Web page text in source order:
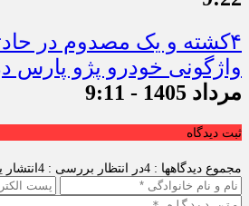
۴کشته و یک مصدوم در
واژگونی خودرو پژو پارس
مرداد 1405 - 9:11
ثبت دیدگاه
مجموع دیدگاهها : 4 در انتظار بررسی : 4 انتشار